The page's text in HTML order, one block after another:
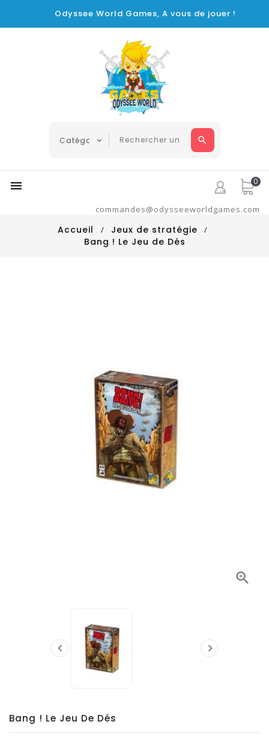
Odyssee World Games, A vous de jouer !
 0
commandes@odysseeworldgames.com
Accueil
Jeux de stratégie
Bang ! Le Jeu de Dés

 
Bang ! Le Jeu De Dés